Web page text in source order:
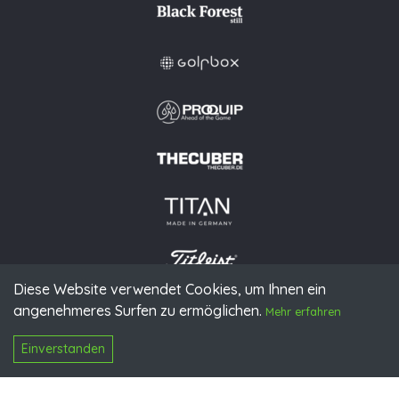
Diese Website verwendet Cookies, um Ihnen ein
angenehmeres Surfen zu ermöglichen. Mehr erfahren
Einverstanden
© 2026 PGAoG